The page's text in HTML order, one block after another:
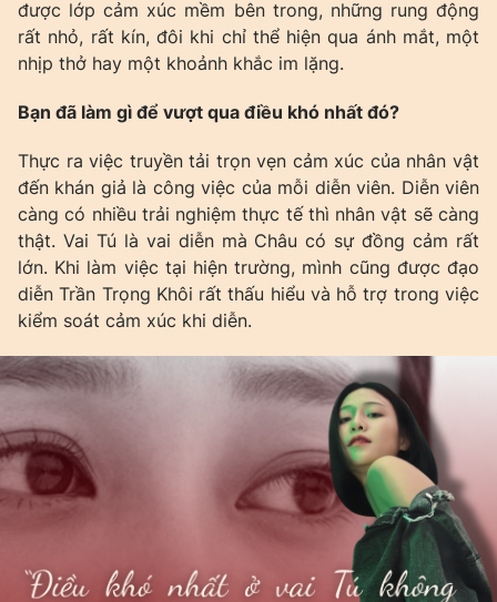
được lớp cảm xúc mềm bên trong, những rung động
rất nhỏ, rất kín, đôi khi chỉ thể hiện qua ánh mắt, một
nhịp thở hay một khoảnh khắc im lặng.
Bạn đã làm gì để vượt qua điều khó nhất đó?
Thực ra việc truyền tải trọn vẹn cảm xúc của nhân vật
đến khán giả là công việc của mỗi diễn viên. Diễn viên
càng có nhiều trải nghiệm thực tế thì nhân vật sẽ càng
thật. Vai Tú là vai diễn mà Châu có sự đồng cảm rất
lớn. Khi làm việc tại hiện trường, mình cũng được đạo
diễn Trần Trọng Khôi rất thấu hiểu và hỗ trợ trong việc
kiểm soát cảm xúc khi diễn.